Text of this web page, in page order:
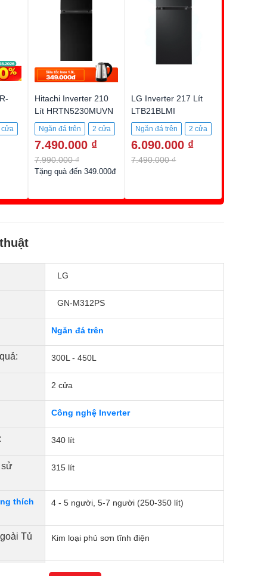
cửa
Hitachi Inverter 210
Lít HRTN5230MUVN
Ngăn đá trên
2 cửa
210 lít
7.490.000 ₫
7.990.000 ₫
Tặng quà đến 349.000đ
LG Inverter 217 Lít
LTB21BLMI
Ngăn đá trên
2 cửa
217 lít
6.090.000 ₫
7.490.000 ₫
LG
GN-M312PS
Ngăn đá trên
300L - 450L
2 cửa
Công nghệ Inverter
340 lít
sử
315 lít
thích
4 - 5 người, 5-7 người (250-350 lít)
Tủ
Kim loại phủ sơn tĩnh điện
Kính chịu lực